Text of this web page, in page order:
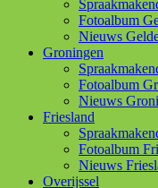
Fotoalbum
Nieuws
Groningen
Fotoalbum
Nieuws
Friesland
Fotoalbum
Nieuws
Overijssel